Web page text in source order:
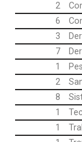
2
6
3
7
1
2
8
1
1